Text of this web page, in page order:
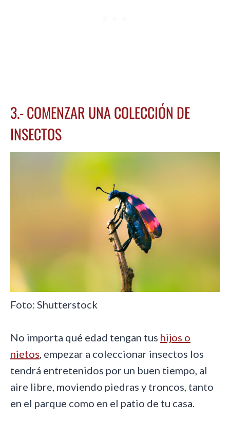
3.- COMENZAR UNA COLECCIÓN DE
INSECTOS
Foto: Shutterstock
No importa qué edad tengan tus hijos o
nietos, empezar a coleccionar insectos los
tendrá entretenidos por un buen tiempo, al
aire libre, moviendo piedras y troncos, tanto
en el parque como en el patio de tu casa.